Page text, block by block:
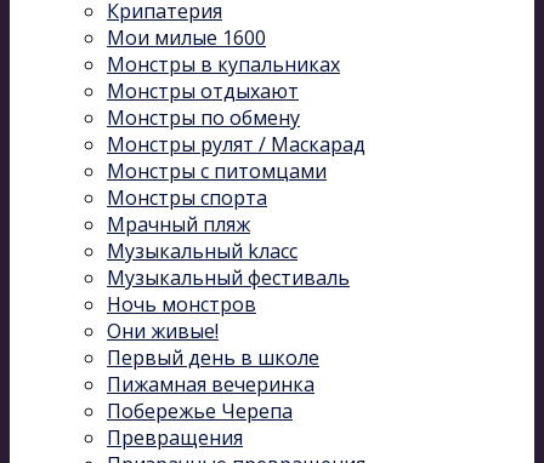
Крипатерия
Мои милые 1600
Монстры в купальниках
Монстры отдыхают
Монстры по обмену
Монстры рулят / Маскарад
Монстры с питомцами
Монстры спорта
Мрачный пляж
Музыкальный kласс
Музыкальный фестиваль
Ночь монстров
Они живые!
Первый день в школе
Пижамная вечеринка
Побережье Черепа
Превращения